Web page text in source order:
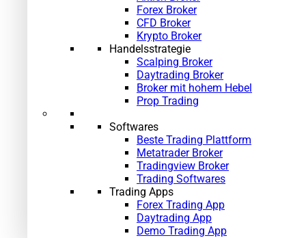
Forex Broker
CFD Broker
Krypto Broker
Handelsstrategie
Scalping Broker
Daytrading Broker
Broker mit hohem Hebel
Prop Trading
Softwares
Beste Trading Plattform
Metatrader Broker
Tradingview Broker
Trading Softwares
Trading Apps
Forex Trading App
Daytrading App
Demo Trading App